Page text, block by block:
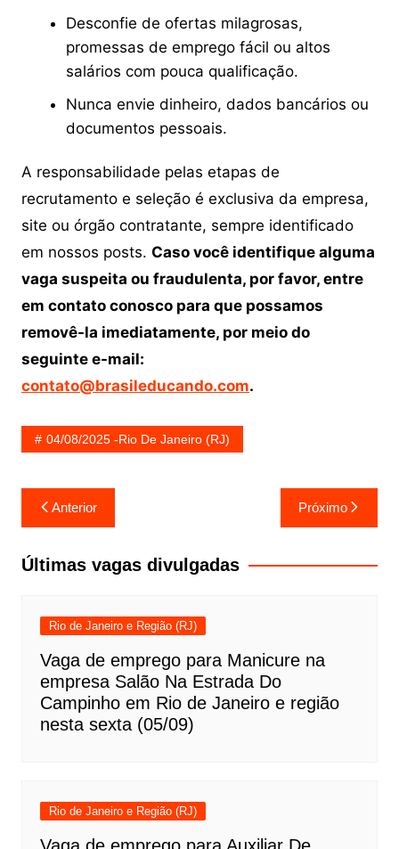
Desconfie de ofertas milagrosas,
promessas de emprego fácil ou altos
salários com pouca qualificação.
Nunca envie dinheiro, dados bancários ou
documentos pessoais.
A responsabilidade pelas etapas de
recrutamento e seleção é exclusiva da empresa,
site ou órgão contratante, sempre identificado
em nossos posts. Caso você identifique alguma
vaga suspeita ou fraudulenta, por favor, entre
em contato conosco para que possamos
removê-la imediatamente, por meio do
seguinte e-mail:
contato@brasileducando.com.
04/08/2025 -Rio De Janeiro (RJ)
Navegação
de
Post
Anterior Próximo
Últimas vagas divulgadas
Rio de Janeiro e Região (RJ)
Vaga de emprego para Manicure na
empresa Salão Na Estrada Do
Campinho em Rio de Janeiro e região
nesta sexta (05/09)
Rio de Janeiro e Região (RJ)